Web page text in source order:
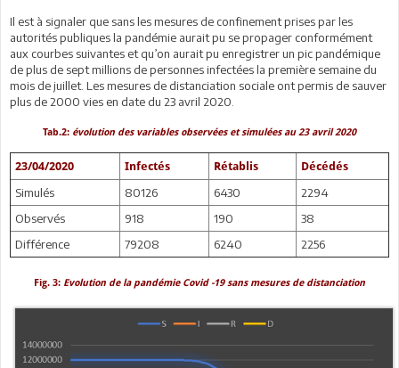
Il est à signaler que sans les mesures de confinement prises par les
autorités publiques la pandémie aurait pu se propager conformément
aux courbes suivantes et qu’on aurait pu enregistrer un pic pandémique
de plus de sept millions de personnes infectées la première semaine du
mois de juillet. Les mesures de distanciation sociale ont permis de sauver
plus de 2000 vies en date du 23 avril 2020.
Tab.2: évolution des variables observées et simulées au 23 avril 2020
23/04/2020 Infectés Rétablis Décédés
Simulés 80126 6430
2294
Observés
918 190
38
Différence
79208 6240 2256
Fig. 3: Evolution de la pandémie Covid -19 sans mesures de distanciation